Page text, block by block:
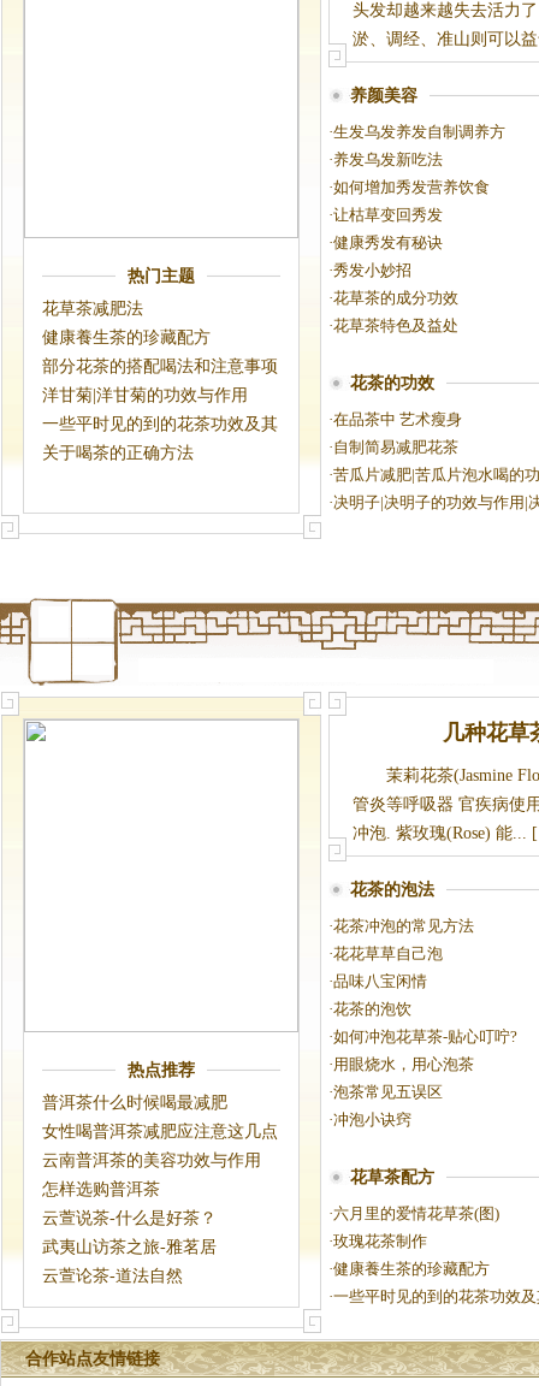
热门主题
花草茶减肥法
健康養生茶的珍藏配方
部分花茶的搭配喝法和注意事项
洋甘菊|洋甘菊的功效与作用
一些平时见的到的花茶功效及其
搭配
关于喝茶的正确方法
头发却越来越失去活力
淤、调经、准山则可以
养颜美容
·生发乌发养发自制调养方
·养发乌发新吃法
·如何增加秀发营养饮食
·让枯草变回秀发
·健康秀发有秘诀
·秀发小妙招
·花草茶的成分功效
·花草茶特色及益处
花茶的功效
·在品茶中 艺术瘦身
·自制简易减肥花茶
·苦瓜片减肥|苦瓜片泡水喝的
片泡水喝的
·决明子|决明子的功效与作用|
热点推荐
普洱茶什么时候喝最减肥
女性喝普洱茶减肥应注意这几点
云南普洱茶的美容功效与作用
怎样选购普洱茶
云萱说茶-什么是好茶？
武夷山访茶之旅-雅茗居
云萱论茶-道法自然
几种花草
茉莉花茶(Jasmine
管炎等呼吸器 官疾病使
冲泡. 紫玫瑰(Rose) 能...
花茶的泡法
·花茶冲泡的常见方法
·花花草草自己泡
·品味八宝闲情
·花茶的泡饮
·如何冲泡花草茶-贴心叮咛?
·用眼烧水，用心泡茶
·泡茶常见五误区
·冲泡小诀窍
花草茶配方
·六月里的爱情花草茶(图)
·玫瑰花茶制作
·健康養生茶的珍藏配方
·一些平时见的到的花茶功效
合作站点友情链接